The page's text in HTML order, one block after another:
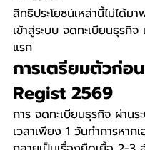
สิทธิประโยชน์เหล่านี้ไม่ได้
เข้าสู่ระบบ จดทะเบียนธุรกิ
แรก
การเตรียมตัวก่อ
Regist 2569
การ จดทะเบียนธุรกิจ ผ่าน
เวลาเพียง 1 วันทำการหา